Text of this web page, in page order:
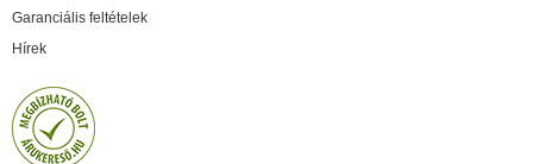
Garanciális feltételek
Hírek